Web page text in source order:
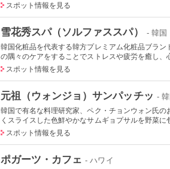
スポット情報を見る
雪花秀スパ（ソルファススパ） - 韓国
韓国化粧品を代表する韓方プレミアム化粧品ブラ
の隅々のケアをすることでストレスや疲労を癒し、
スポット情報を見る
元祖（ウォンジョ）サンパッチッ -
韓国で有名な料理研究家、ペク・チョンウォン氏
くスライスした色鮮やかなサムギョプサルを野菜に
スポット情報を見る
ポガーツ・カフェ - ハワイ